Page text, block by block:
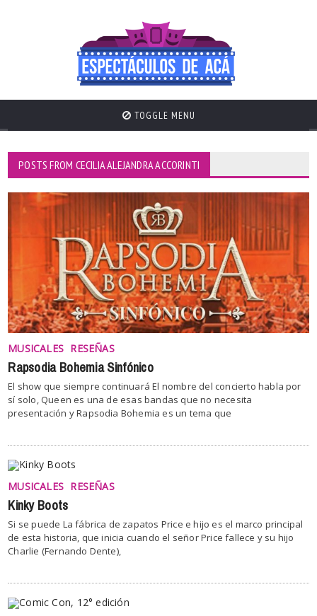
TOGGLE MENU
POSTS FROM CECILIA ALEJANDRA ACCORINTI
MUSICALES RESEÑAS
Rapsodia Bohemia Sinfónico
El show que siempre continuará El nombre del concierto habla por
sí solo, Queen es una de esas bandas que no necesita
presentación y Rapsodia Bohemia es un tema que
MUSICALES RESEÑAS
Kinky Boots
Si se puede La fábrica de zapatos Price e hijo es el marco principal
de esta historia, que inicia cuando el señor Price fallece y su hijo
Charlie (Fernando Dente),